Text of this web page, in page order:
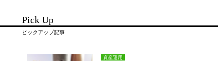
Pick Up
ピックアップ記事
資産運用